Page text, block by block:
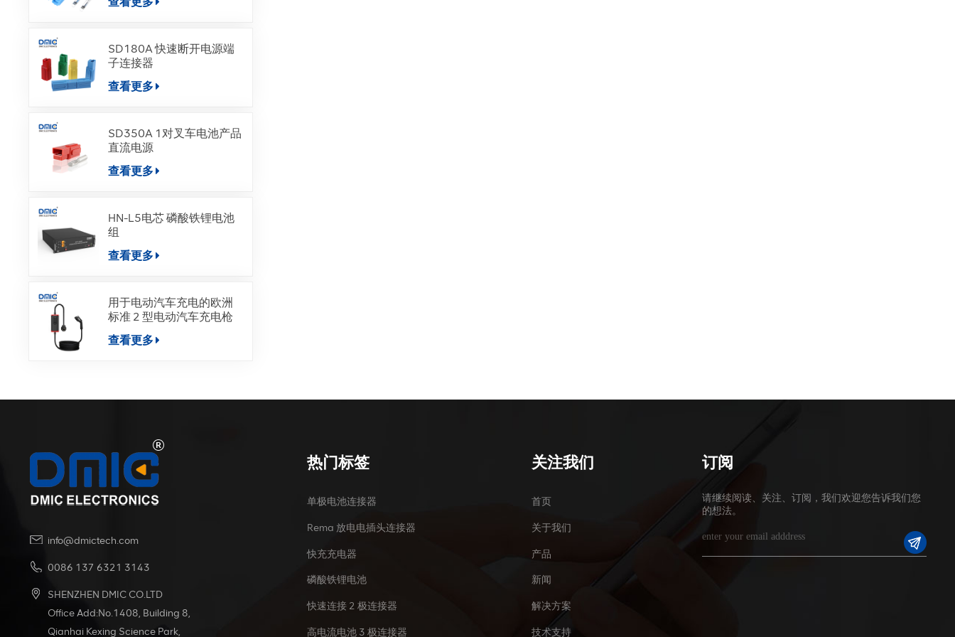
SD180A 快速断开电源端
子连接器
查看更多
SD350A 1对叉车电池产品
直流电源
查看更多
HN-L5电芯 磷酸铁锂电池
组
查看更多
用于电动汽车充电的欧洲
标准 2 型电动汽车充电枪
查看更多
info@dmictech.com
0086 137 6321 3143
SHENZHEN DMIC CO.LTD
Office Add:No.1408, Building 8,
Qianhai Kexing Science Park,
热门标签
单极电池连接器
Rema 放电电插头连接器
快充充电器
磷酸铁锂电池
快速连接 2 极连接器
高电流电池 3 极连接器
关注我们
首页
关于我们
产品
新闻
解决方案
技术支持
订阅
请继续阅读、关注、订阅，我们欢迎您告诉我们您
的想法。